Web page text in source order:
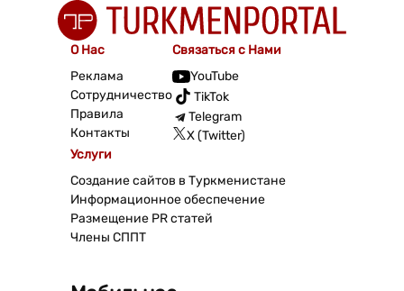
О Нас
Реклама
Сотрудничество
Правила
Контакты
Связаться с Нами
YouTube
TikTok
Telegram
X (Twitter)
Услуги
Создание сайтов в Туркменистане
Информационное обеспечение
Размещение PR статей
Члены СППТ